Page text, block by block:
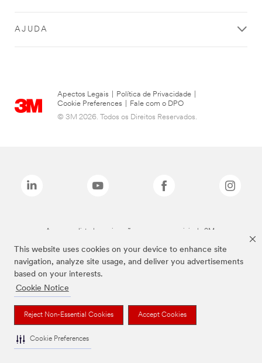
This website uses cookies on your device to enhance site
navigation, analyze site usage, and deliver you advertisements
based on your interests.
Cookie Notice
Reject Non-Essential Cookies Accept Cookies
Cookie Preferences
AJUDA
Apectos Legais Política de Privacidade
Cookie Preferences
Fale com o DPO
© 3M 2026. Todos os Direitos Reservados.
As marcas listadas a cima são marcas comerciais da 3M.